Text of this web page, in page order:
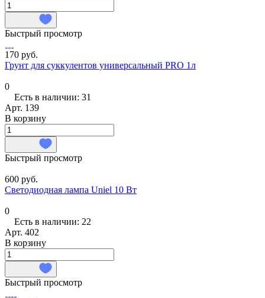
Быстрый просмотр
170 руб.
Грунт для суккулентов универсальный PRO 1л
0
Есть в наличии: 31
Арт. 139
В корзину
Быстрый просмотр
600 руб.
Светодиодная лампа Uniel 10 Вт
0
Есть в наличии: 22
Арт. 402
В корзину
Быстрый просмотр